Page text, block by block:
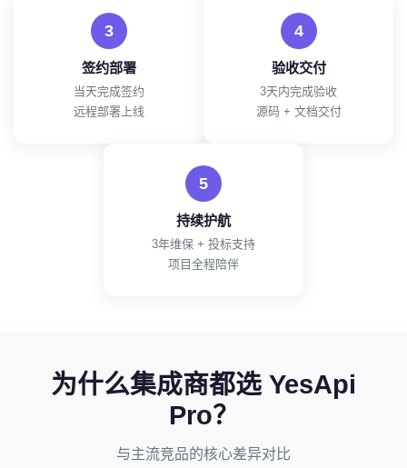
3
签约部署
当天完成签约
远程部署上线
4
验收交付
3天内完成验收
源码 + 文档交付
5
持续护航
3年维保 + 投标支持
项目全程陪伴
为什么集成商都选 YesApi
Pro？
与主流竞品的核心差异对比